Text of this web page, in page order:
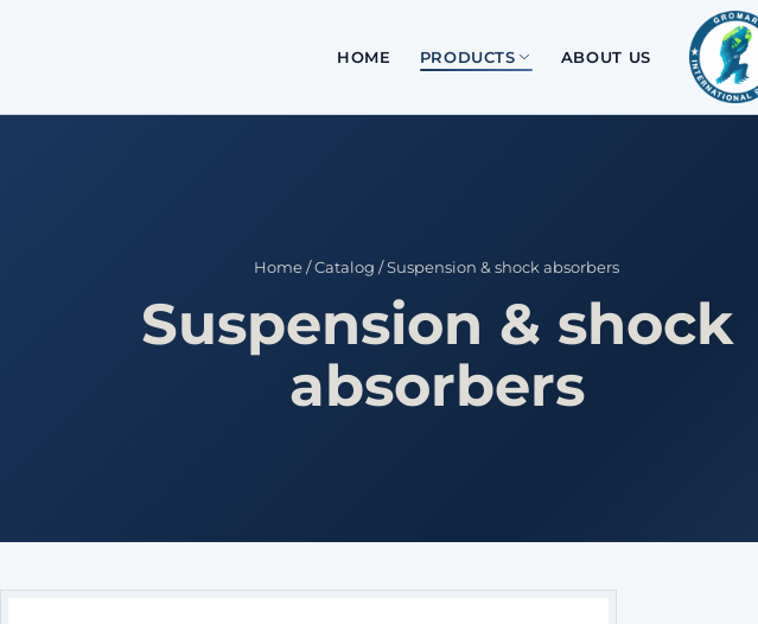
HOME PRODUCTS ABOUT US
Home/Catalog /Suspension & shock absorbers
Suspension & shock
absorbers